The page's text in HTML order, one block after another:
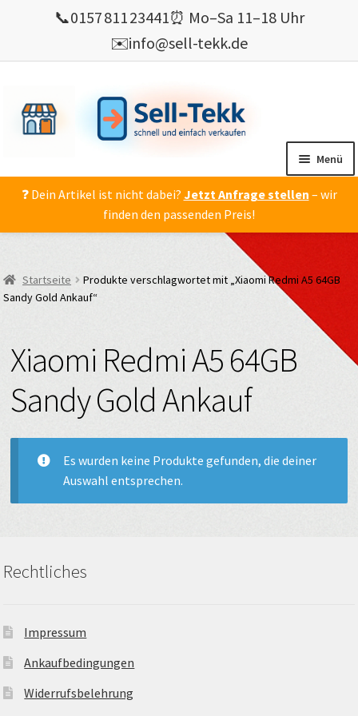
📞0157 811 23441⏰ Mo–Sa 11–18 Uhr
✉️info@sell-tekk.de
springen
springen
Menü
Mein Konto
Gebrauchte Elektronik verkaufen
Wie’s geht ?
❓ Dein Artikel ist nicht dabei? Jetzt Anfrage stellen – wir
finden den passenden Preis!
Startseite
Produkte verschlagwortet mit „Xiaomi Redmi A5 64GB
Sandy Gold Ankauf“
Xiaomi Redmi A5 64GB
Sandy Gold Ankauf
Es wurden keine Produkte gefunden, die deiner
Auswahl entsprechen.
Rechtliches
Impressum
Ankaufbedingungen
Widerrufsbelehrung